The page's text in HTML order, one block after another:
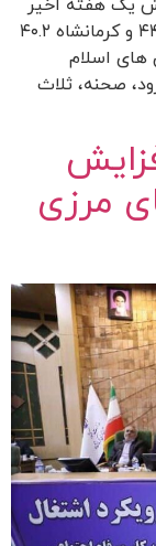
یک هفته اخیر
متعلق به پاوه با ۵۴.۲ میلی متر، روانسر با ۴۴.۳ و کرمانشاه ۴۰.۲
های اسلام
صحنه، ثلاث
مرزی